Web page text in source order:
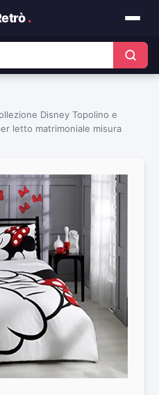
.
Disney Topolino e
letto matrimoniale misura